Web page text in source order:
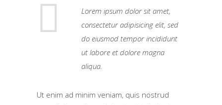
Lorem ipsum dolor sit amet,
consectetur adipisicing elit, sed
do eiusmod tempor incididunt
ut labore et dolore magna
aliqua.
Ut enim ad minim veniam, quis nostrud